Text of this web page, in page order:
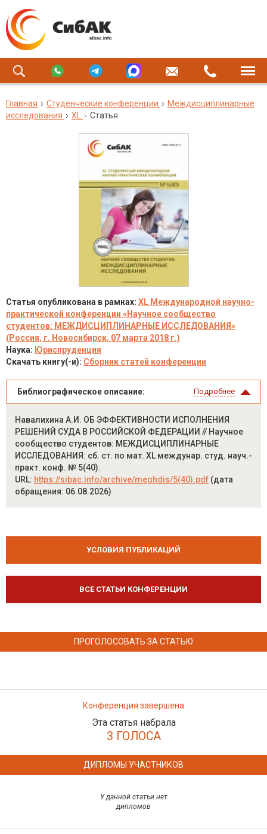
Главная Студенческие конференции
Междисциплинарные
исследования
XL Статья
Статья опубликована в рамках: XL Международной научно-
практической конференции «Научное сообщество
студентов: МЕЖДИСЦИПЛИНАРНЫЕ ИССЛЕДОВАНИЯ»
(Россия, г. Новосибирск, 07 марта 2018 г.)
Наука: Юриспруденция
Скачать книгу(-и): Сборник статей конференции
Библиографическое описание: Подробнее
Навалихина А.И. ОБ ЭФФЕКТИВНОСТИ ИСПОЛНЕНИЯ
РЕШЕНИЙ СУДА В РОССИЙСКОЙ ФЕДЕРАЦИИ // Научное
сообщество студентов: МЕЖДИСЦИПЛИНАРНЫЕ
ИССЛЕДОВАНИЯ: сб. ст. по мат. XL междунар. студ. науч.-
практ. конф. № 5(40).
URL: https://sibac.info/archive/meghdis/5(40).pdf (дата
обращения: 06.08.2026)
УСЛОВИЯ ПУБЛИКАЦИЙ
ВСЕ СТАТЬИ КОНФЕРЕНЦИИ
ПРОГОЛОСОВАТЬ ЗА СТАТЬЮ
Конференция завершена
Эта статья набрала
3 ГОЛОСА
ДИПЛОМЫ УЧАСТНИКОВ
У данной статьи нет
дипломов